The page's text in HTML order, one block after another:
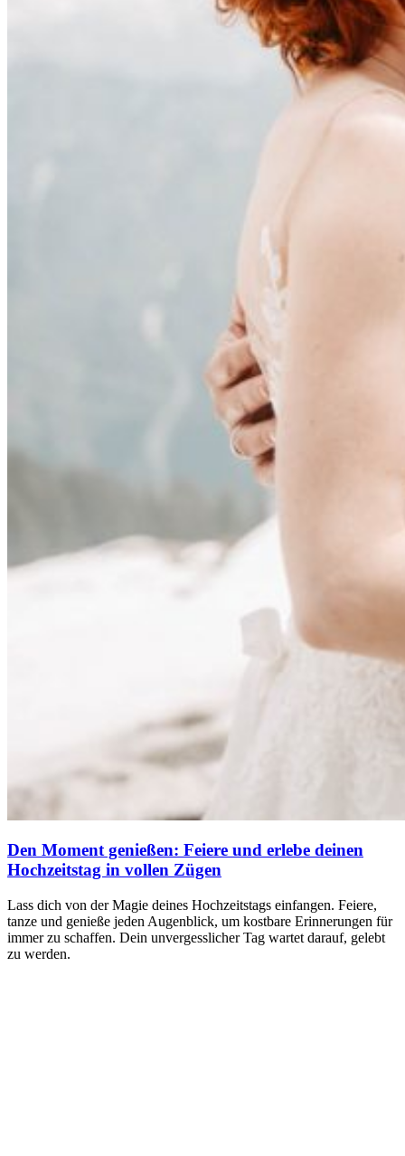
Den Moment genießen: Feiere und erlebe deinen
Hochzeitstag in vollen Zügen
Lass dich von der Magie deines Hochzeitstags einfangen. Feiere,
tanze und genieße jeden Augenblick, um kostbare Erinnerungen für
immer zu schaffen. Dein unvergesslicher Tag wartet darauf, gelebt
zu werden.